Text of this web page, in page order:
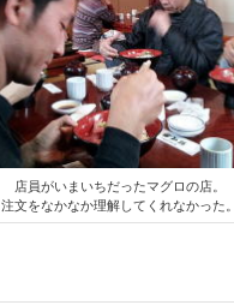
店員がいまいちだったマグロの店。
注文をなかなか理解してくれなかった。